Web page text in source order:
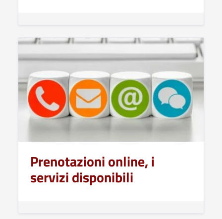
Prenotazioni online, i
servizi disponibili